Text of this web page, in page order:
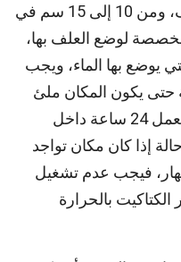
بعمق من 3 إلى 7 سم في الصيف، ومن 10 إلى 15 سم في
لوضع العلف بها،
يوضع بها الماء، ويجب
حتى يكون المكان ملئ
بالنور، حيث أن الإضاءة يجب أن تعمل 24 ساعة داخل
إذا كان مكان تواجد
فيجب عدم تشغيل
الكتاكيت بالحرارة